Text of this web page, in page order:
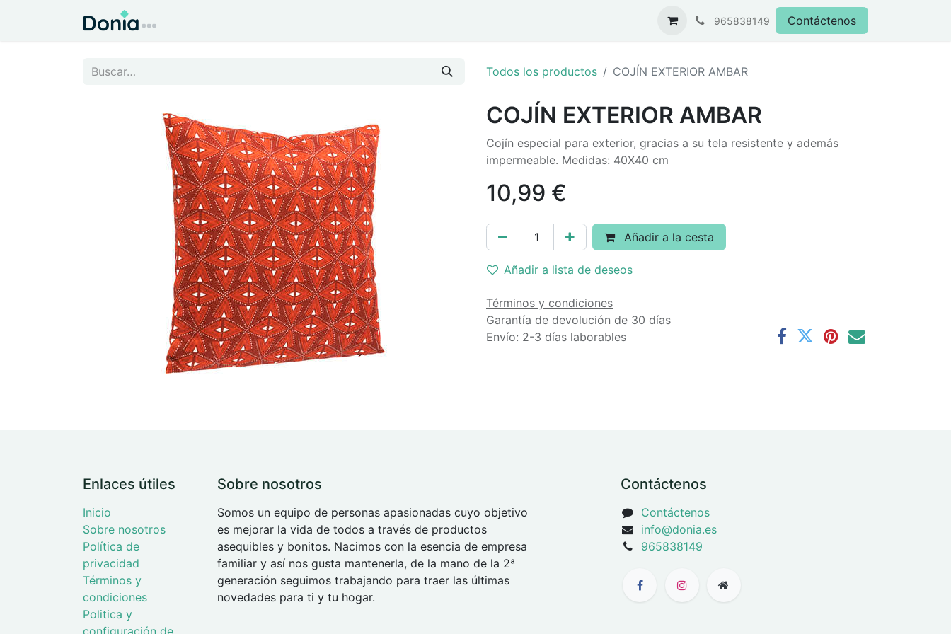
965838149 Contáctenos
Todos los productos COJÍN EXTERIOR AMBAR
COJÍN EXTERIOR AMBAR
Cojín especial para exterior, gracias a su tela resistente y además
impermeable. Medidas: 40X40 cm
10,99 €
Añadir a la cesta
Añadir a lista de deseos
Términos y condiciones
Garantía de devolución de 30 días
Envío: 2-3 días laborables
Enlaces útiles
Inicio
Sobre nosotros
Política de
privacidad
Términos y
condiciones
Politica y
configuración de
Sobre nosotros
Somos un equipo de personas apasionadas cuyo objetivo
es mejorar la vida de todos a través de productos
asequibles y bonitos. Nacimos con la esencia de empresa
familiar y así nos gusta mantenerla, de la mano de la 2ª
generación seguimos trabajando para traer las últimas
novedades para ti y tu hogar.
Contáctenos
Contáctenos
info@donia.es
965838149